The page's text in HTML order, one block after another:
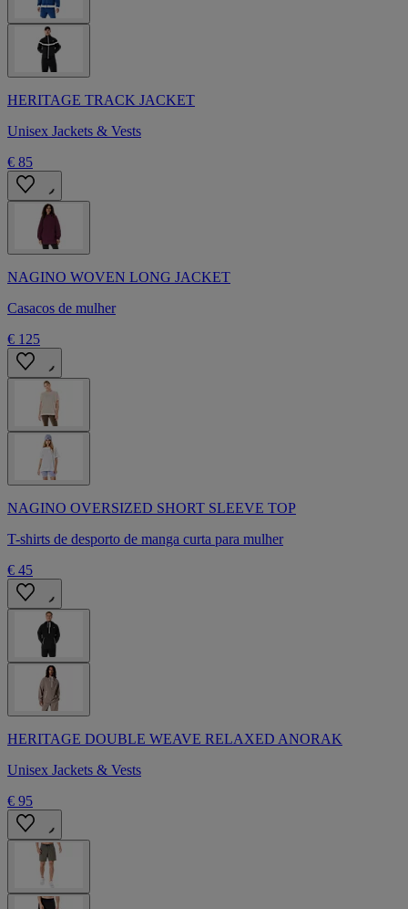
HERITAGE TRACK JACKET
Unisex Jackets & Vests
€ 85
NAGINO WOVEN LONG JACKET
Casacos de mulher
€ 125
NAGINO OVERSIZED SHORT SLEEVE TOP
T-shirts de desporto de manga curta para mulher
€ 45
HERITAGE DOUBLE WEAVE RELAXED ANORAK
Unisex Jackets & Vests
€ 95